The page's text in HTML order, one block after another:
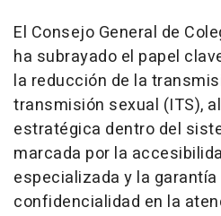
El Consejo General de
ha subrayado el papel
la reducción de la
transmisión sexual (ITS),
estratégica dentro del
marcada por la
especializada y la
confidencialidad en la